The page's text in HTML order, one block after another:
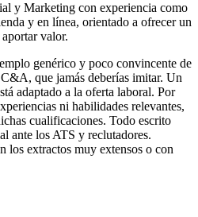
y Marketing con experiencia como
y en línea, orientado a ofrecer un
valor.
genérico y poco convincente de
que jamás deberías imitar. Un
adaptado a la oferta laboral. Por
ni habilidades relevantes,
cualificaciones. Todo escrito
ante los ATS y reclutadores.
los extractos muy extensos o con